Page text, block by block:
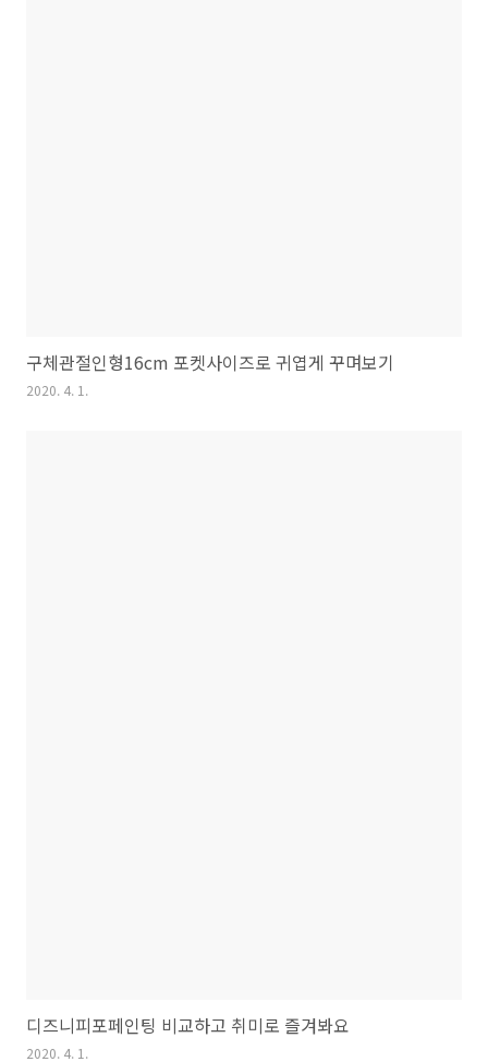
구체관절인형16cm 포켓사이즈로 귀엽게 꾸며보기
2020. 4. 1.
디즈니피포페인팅 비교하고 취미로 즐겨봐요
2020. 4. 1.